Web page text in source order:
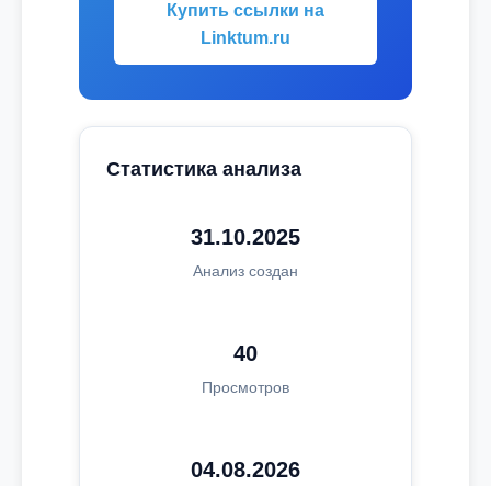
Купить ссылки на
Linktum.ru
Статистика анализа
31.10.2025
Анализ создан
40
Просмотров
04.08.2026